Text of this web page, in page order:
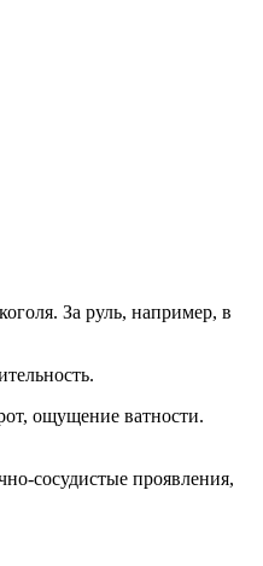
За руль, например, в
ощущение ватности.
сосудистые проявления,